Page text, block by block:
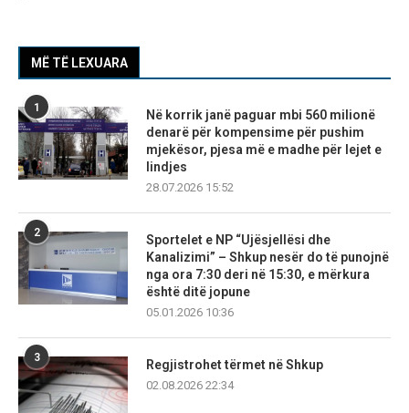
MË TË LEXUARA
1
Në korrik janë paguar mbi 560 milionë
denarë për kompensime për pushim
mjekësor, pjesa më e madhe për lejet e
lindjes
28.07.2026 15:52
2
Sportelet e NP “Ujësjellësi dhe
Kanalizimi” – Shkup nesër do të punojnë
nga ora 7:30 deri në 15:30, e mërkura
është ditë jopune
05.01.2026 10:36
3
Regjistrohet tërmet në Shkup
02.08.2026 22:34